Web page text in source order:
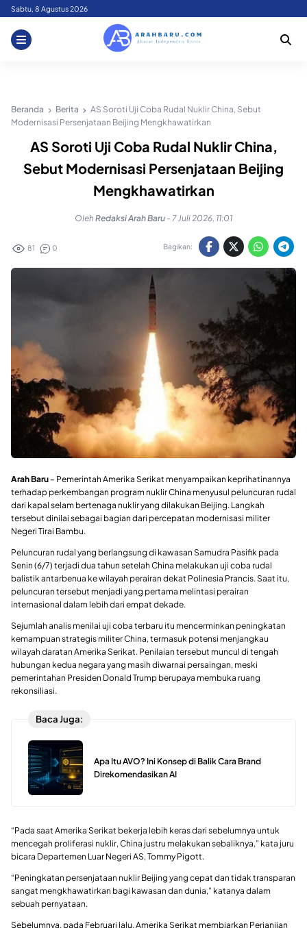
Skip
content
Sabtu, 8 Agustus 2026
Beranda Berita
AS Soroti Uji Coba Rudal Nuklir China, Sebut
Modernisasi Persenjataan Beijing Mengkhawatirkan
AS Soroti Uji Coba Rudal Nuklir China,
Sebut Modernisasi Persenjataan Beijing
Mengkhawatirkan
OlehRedaksi Arah Baru - 7 Juli 2026, 11:01
81 0 Bagikan:
Arah Baru – Pemerintah Amerika Serikat menyampaikan keprihatinannya
terhadap perkembangan program nuklir China menyusul peluncuran rudal
dari kapal selam bertenaga nuklir yang dilakukan Beijing. Langkah
tersebut dinilai sebagai bagian dari percepatan modernisasi militer
Negeri Tirai Bambu.
Peluncuran rudal yang berlangsung di kawasan Samudra Pasifik pada
Senin (6/7) terjadi dua tahun setelah China melakukan uji coba rudal
balistik antarbenua ke wilayah perairan dekat Polinesia Prancis. Saat itu,
peluncuran tersebut menjadi yang pertama melintasi perairan
internasional dalam lebih dari empat dekade.
Sejumlah analis menilai uji coba terbaru itu mencerminkan peningkatan
kemampuan strategis militer China, termasuk potensi menjangkau
wilayah daratan Amerika Serikat. Penilaian tersebut muncul di tengah
hubungan kedua negara yang masih diwarnai persaingan, meski
pemerintahan Presiden Donald Trump berupaya membuka ruang
rekonsiliasi.
Baca Juga:
Apa Itu AVO? Ini Konsep di Balik Cara Brand
Direkomendasikan AI
“Pada saat Amerika Serikat bekerja lebih keras dari sebelumnya untuk
mencegah proliferasi nuklir, China justru melakukan sebaliknya,” kata juru
bicara Departemen Luar Negeri AS, Tommy Pigott.
“Peningkatan persenjataan nuklir Beijing yang cepat dan tidak transparan
sangat mengkhawatirkan bagi kawasan dan dunia,” katanya dalam
sebuah pernyataan.
Sebelumnya, pada Februari lalu, Amerika Serikat membiarkan Perjanjian